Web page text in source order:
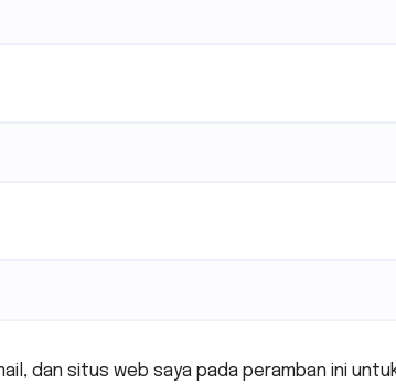
dan situs web saya pada peramban ini